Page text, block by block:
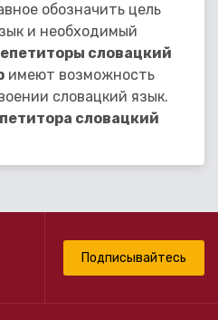
обозначить цель
и необходимый
словацкий
имеют возможность
словацкий язык.
словацкий
Подписывайтесь